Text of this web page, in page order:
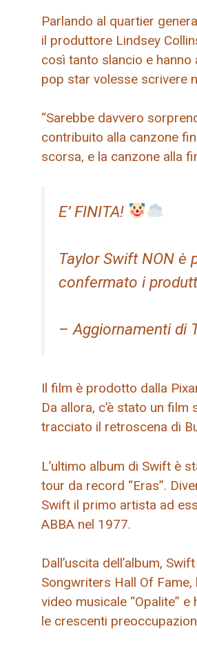
Parlando al quartier
il produttore Lindsey
così tanto slancio e
pop star volesse scrivere
“Sarebbe davvero
contribuito alla canzone
scorsa, e la canzone alla
E’ FINITA!
Taylor Swift NON è
confermato i
– Aggiornamenti di
Il film è prodotto dalla
Da allora, c’è stato un
tracciato il retroscena di
L’ultimo album di Swift è
tour da record “Eras”.
Swift il primo artista ad
ABBA nel 1977.
Dall’uscita dell’album,
Songwriters Hall Of
video musicale “Opalite”
le crescenti